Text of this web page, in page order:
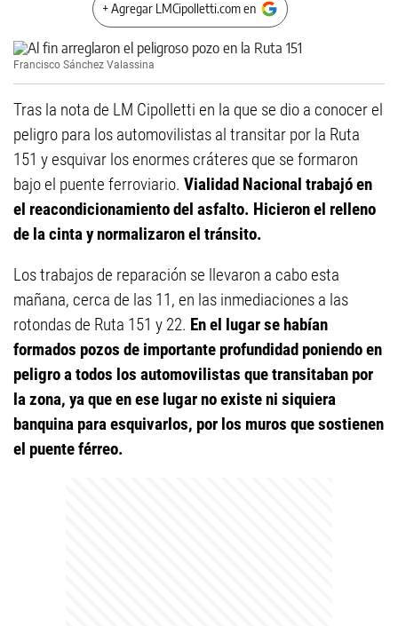
+ Agregar LMCipolletti.com en
Francisco Sánchez Valassina
Tras la nota de LM Cipolletti en la que se dio a conocer el
peligro para los automovilistas al transitar por la Ruta
151 y esquivar los enormes cráteres que se formaron
bajo el puente ferroviario. Vialidad Nacional trabajó en
el reacondicionamiento del asfalto. Hicieron el relleno
de la cinta y normalizaron el tránsito.
Los trabajos de reparación se llevaron a cabo esta
mañana, cerca de las 11, en las inmediaciones a las
rotondas de Ruta 151 y 22. En el lugar se habían
formados pozos de importante profundidad poniendo en
peligro a todos los automovilistas que transitaban por
la zona, ya que en ese lugar no existe ni siquiera
banquina para esquivarlos, por los muros que sostienen
el puente férreo.